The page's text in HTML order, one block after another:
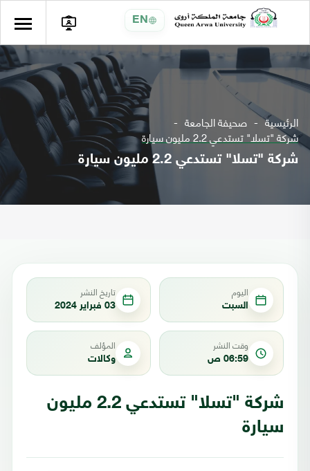
EN
الرئيسية صحيفة الجامعة
شركة "تسلا" تستدعي 2.2 مليون سيارة
شركة "تسلا" تستدعي 2.2 مليون سيارة
اليوم
السبت
تاريخ النشر
03 فبراير 2024
وقت النشر
06:59 ص
المؤلف
وكالات
شركة "تسلا" تستدعي 2.2 مليون
سيارة